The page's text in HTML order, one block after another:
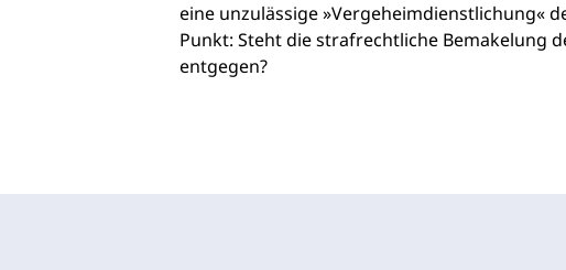
eine unzulässige »Vergeheimdienstlichung«
Punkt: Steht die strafrechtliche Bemakelung
entgegen?